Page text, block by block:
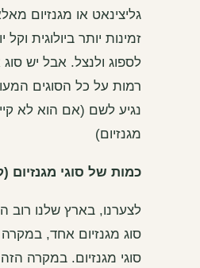
גליצינאט או מגנזיום
זמינות יותר ביולוגית
לספוג ולנצל. אבל יש
רמות על כל הסוגים
נגיע לשם (אם הוא לא
מגנזיום)
כמות של סוגי מגנזיום
לצערנו, בארץ שלנו רוב
סוגי מגנזיום. במקרה